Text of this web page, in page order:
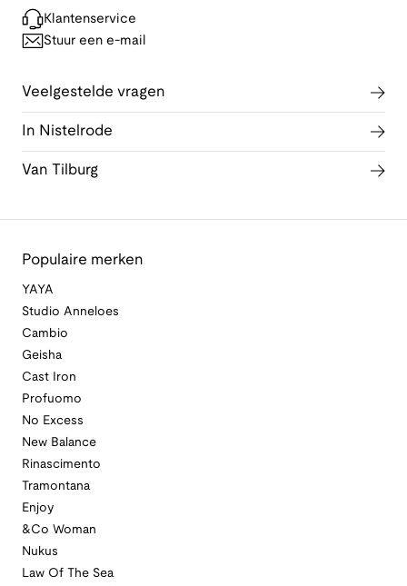
Klantenservice
Stuur een e-mail
Veelgestelde vragen
In Nistelrode
Van Tilburg
Populaire merken
YAYA
Studio Anneloes
Cambio
Geisha
Cast Iron
Profuomo
No Excess
New Balance
Rinascimento
Tramontana
Enjoy
&Co Woman
Nukus
Law Of The Sea